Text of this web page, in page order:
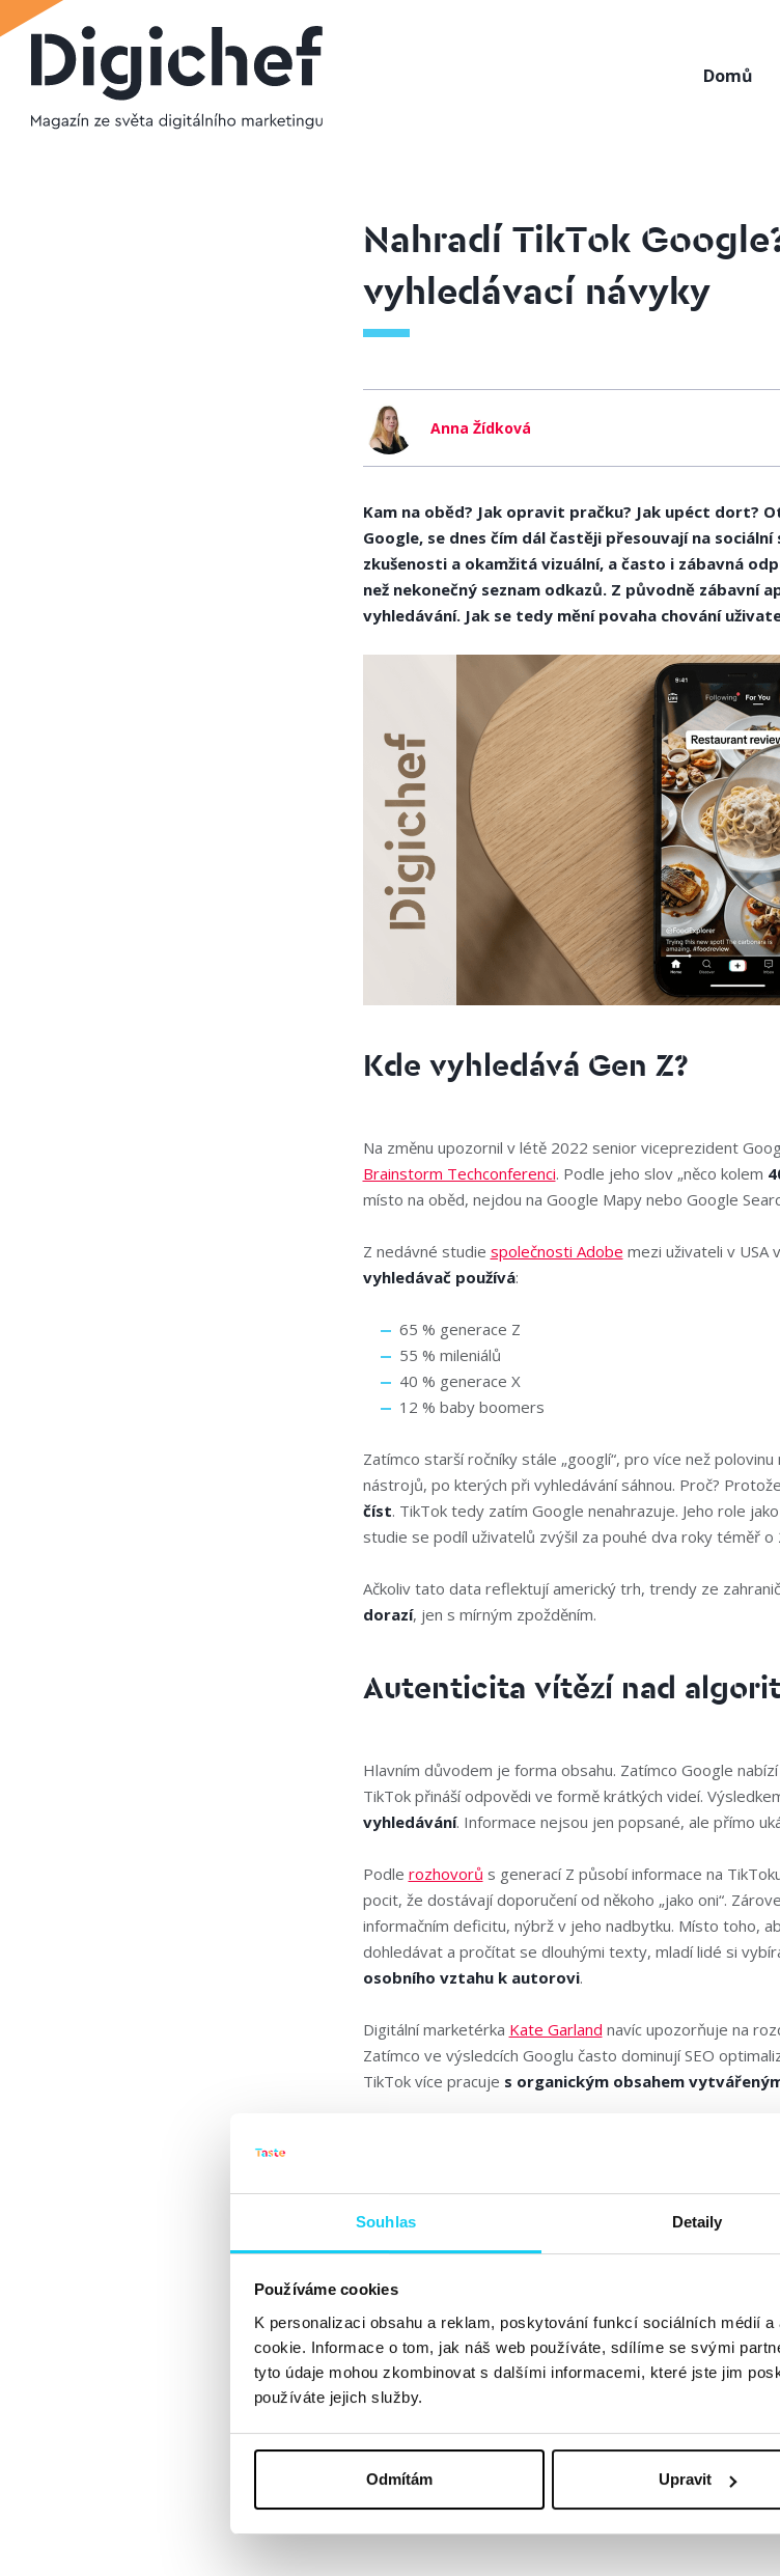
Souhlas Detaily
Používáme cookies
K personalizaci obsahu a reklam, poskytování funkcí sociálních médií
cookie. Informace o tom, jak náš web používáte, sdílíme se svými
tyto údaje mohou zkombinovat s dalšími informacemi, které jste jim
používáte jejich služby.
Odmítám Upravit
Domů
Nahradí TikTok
vyhledávací návyky
Anna Žídková
Kam na oběd? Jak opravit pračku? Jak upéct dort?
Google, se dnes čím dál častěji přesouvají na
zkušenosti a okamžitá vizuální, a často i zábavná
než nekonečný seznam odkazů. Z původně zábavní
vyhledávání. Jak se tedy mění povaha chování
Kde vyhledává Gen Z?
Na změnu upozornil v létě 2022 senior viceprezident
Brainstorm Techconferenci. Podle jeho slov „něco kolem
místo na oběd, nejdou na Google Mapy nebo Google
Z nedávné studie společnosti Adobe mezi uživateli v USA
vyhledávač používá:
65 % generace Z
55 % mileniálů
40 % generace X
12 % baby boomers
Zatímco starší ročníky stále „googlí“, pro více než
nástrojů, po kterých při vyhledávání sáhnou. Proč? Protože
číst. TikTok tedy zatím Google nenahrazuje. Jeho role
studie se podíl uživatelů zvýšil za pouhé dva roky téměř o
Ačkoliv tato data reflektují americký trh, trendy ze
dorazí, jen s mírným zpožděním.
Autenticita vítězí nad
Hlavním důvodem je forma obsahu. Zatímco Google
TikTok přináší odpovědi ve formě krátkých videí.
vyhledávání. Informace nejsou jen popsané, ale přímo
Podle rozhovorů s generací Z působí informace na
pocit, že dostávají doporučení od někoho „jako oni“.
informačním deficitu, nýbrž v jeho nadbytku. Místo toho,
dohledávat a pročítat se dlouhými texty, mladí lidé si
osobního vztahu k autorovi.
Digitální marketérka Kate Garland navíc upozorňuje na
Zatímco ve výsledcích Googlu často dominují SEO
TikTok více pracuje s organickým obsahem
USA, proměna vyhledávacího chování se na našem
konce roku 2025 ukazují, jak počet dospělých uživatelů
necelých 10 %.
Tento růst dokazuje, že přesun k vizuálnímu vyhledávání
Od institucí k lidem